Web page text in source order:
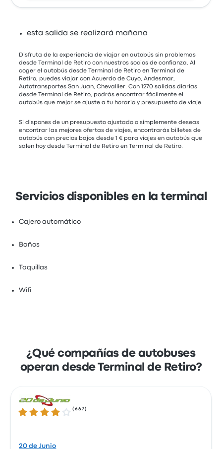
esta salida se realizará mañana
Disfruta de la experiencia de viajar en autobús sin problemas
desde Terminal de Retiro con nuestros socios de confianza. Al
coger el autobús desde Terminal de Retiro en Terminal de
Retiro, puedes viajar con Acuerdo de Cuyo, Andesmar,
Autotransportes San Juan, Chevallier. Con 1270 salidas diarias
desde Terminal de Retiro, podrás encontrar fácilmente el
autobús que mejor se ajuste a tu horario y presupuesto de viaje.
Si dispones de un presupuesto ajustado o simplemente deseas
encontrar las mejores ofertas de viajes, encontrarás billetes de
autobús con precios bajos desde 1 € para viajes en autobús que
salen hoy desde Terminal de Retiro en Terminal de Retiro.
Servicios disponibles en la terminal
Cajero automático
Baños
Taquillas
Wifi
¿Qué compañías de autobuses
operan desde Terminal de Retiro?
3.9 sobre 5 estrellas
(667 )
20 de Junio